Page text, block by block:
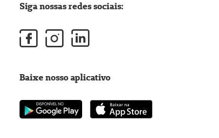
Siga nossas redes sociais:
Baixe nosso aplicativo